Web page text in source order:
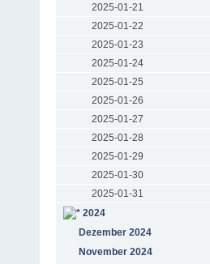
2025-01-21
2025-01-22
2025-01-23
2025-01-24
2025-01-25
2025-01-26
2025-01-27
2025-01-28
2025-01-29
2025-01-30
2025-01-31
2024
Dezember 2024
November 2024